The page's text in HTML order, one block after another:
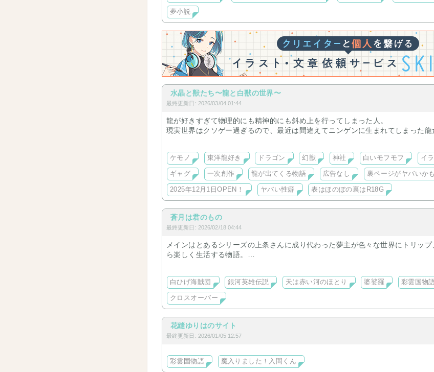
夢小説
水晶と獣たち〜龍と白獣の世界〜
最終更新日: 2026/03/04 01:44
龍が好きすぎて物理的にも精神的にも斜め上を行ってしまった人。
現実世界はクソゲー過ぎるので、最近は間違えてニンゲンに生まれてしまった
【サイト概要】
ライトサイド側は、ケモノビトと呼ばれる子たちが織り成すほのぼのな神社の日
ョートストーリー、イラストがメインです。
白いモフモフも居ます(ちょっと凶暴)
ダークサイド側は……ヤバいのヒトコトです。
耐性が無かったら綾波を返せばりに向こう側に連れて行かれます。多分あなたの
きます。回れ右推奨。
ケモノ 東洋龍好き ドラゴン 幻獣 神社 白いモフモフ イ
ギャグ 一次創作 龍が出てくる物語 広告なし 裏ページがヤバいかも
2025年12月1日OPEN！ ヤバい性癖 表はほのぼの裏はR18G
蒼月は君のもの
最終更新日: 2026/02/18 04:44
メインはとあるシリーズの上条さんに成り代わった夢主が色々な世界にトリッ
ら楽しく生活する物語。
お相手は色々。白ひげ海賊団のおふくろ、ヤン成り代わり、ユーリの双子の姉
白ひげ海賊団 銀河英雄伝説 天は赤い河のほとり 婆娑羅 彩雲国物
クロスオーバー
花縫ゆりはのサイト
最終更新日: 2026/01/05 12:57
彩雲国物語 魔入りました！入間くん